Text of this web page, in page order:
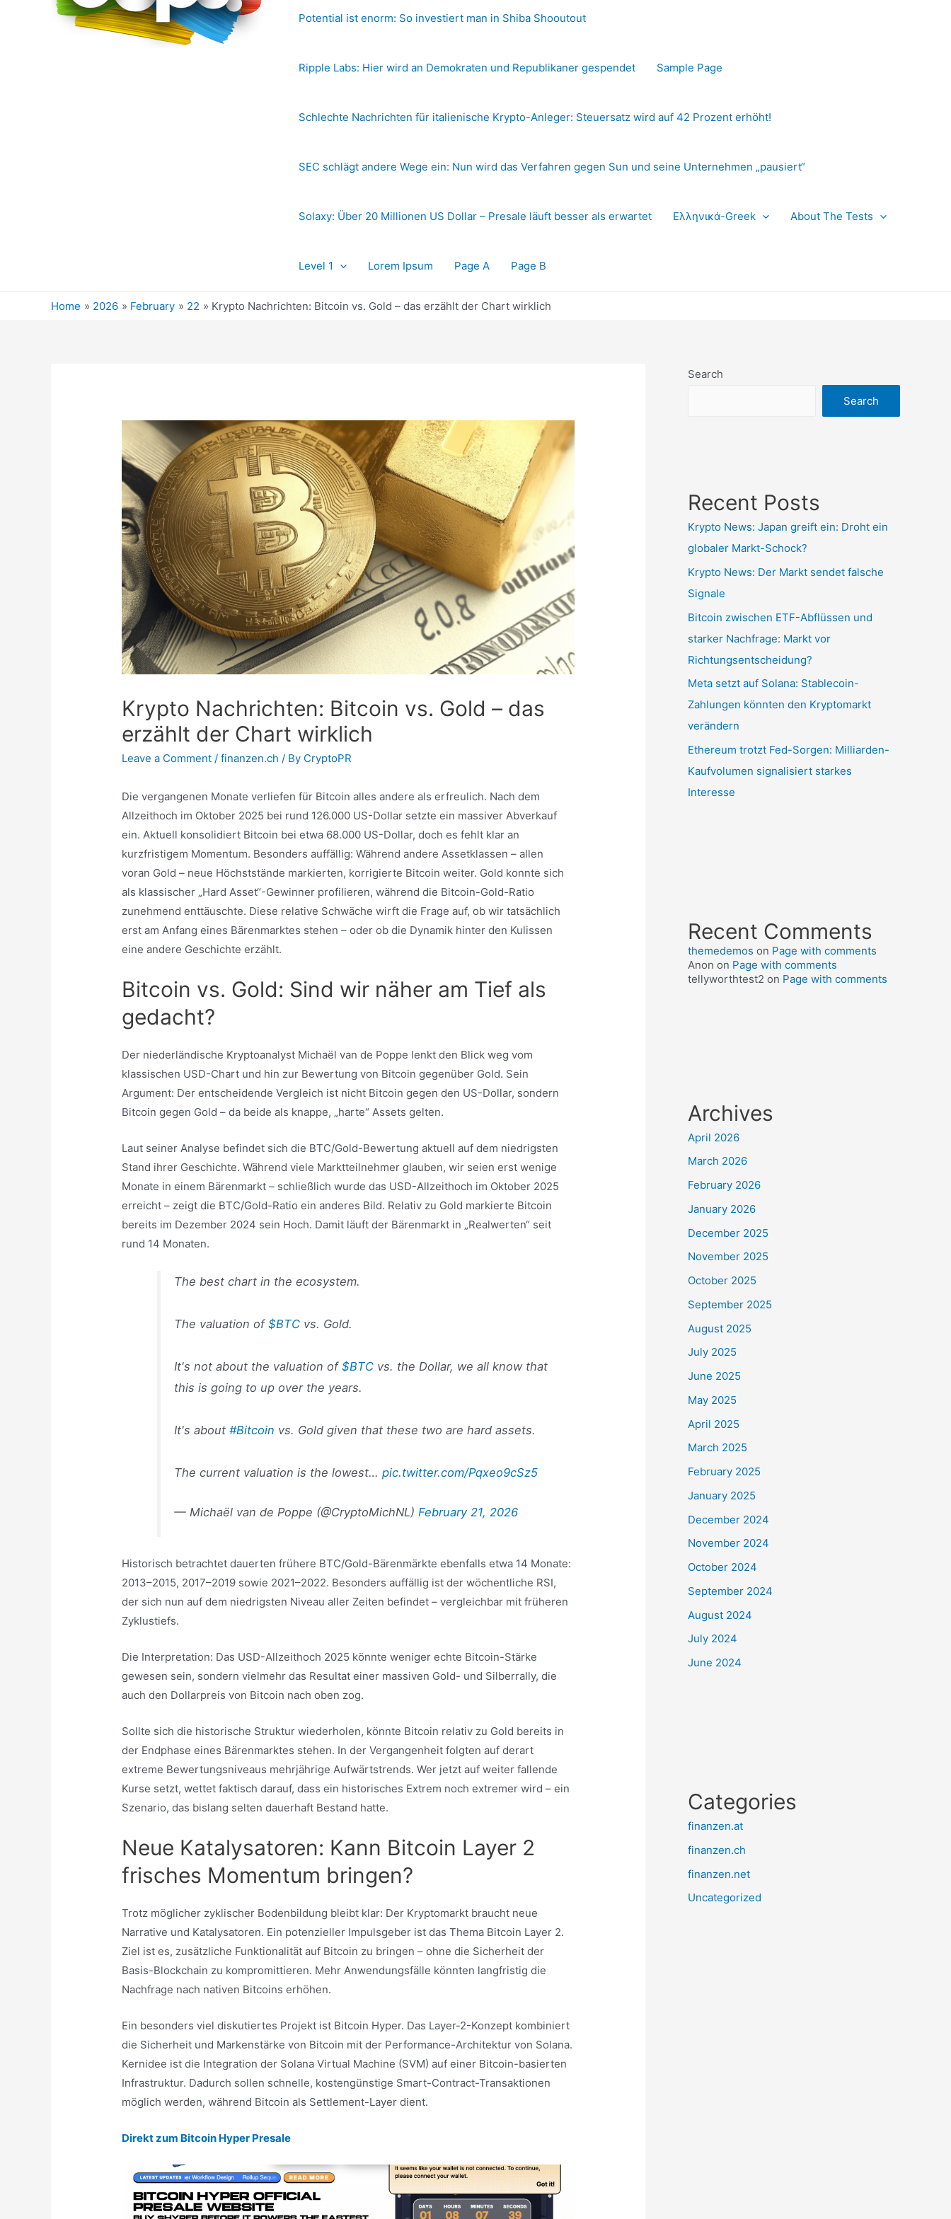
Potential ist enorm: So investiert man in Shiba Shooutout
Ripple Labs: Hier wird an Demokraten und Republikaner gespendet Sample Page
Schlechte Nachrichten für italienische Krypto-Anleger: Steuersatz wird auf 42 Prozent erhöht!
SEC schlägt andere Wege ein: Nun wird das Verfahren gegen Sun und seine Unternehmen „pausiert“
Solaxy: Über 20 Millionen US Dollar – Presale läuft besser als erwartet Ελληνικά-Greek About The Tests
Level 1 Lorem Ipsum Page A Page B
Home 2026 February 22 Krypto Nachrichten: Bitcoin vs. Gold – das erzählt der Chart wirklich
Krypto Nachrichten: Bitcoin vs. Gold – das
erzählt der Chart wirklich
Leave a Comment /finanzen.ch / By CryptoPR
Die vergangenen Monate verliefen für Bitcoin alles andere als erfreulich. Nach dem
Allzeithoch im Oktober 2025 bei rund 126.000 US-Dollar setzte ein massiver Abverkauf
ein. Aktuell konsolidiert Bitcoin bei etwa 68.000 US-Dollar, doch es fehlt klar an
kurzfristigem Momentum. Besonders auffällig: Während andere Assetklassen – allen
voran Gold – neue Höchststände markierten, korrigierte Bitcoin weiter. Gold konnte sich
als klassischer „Hard Asset“-Gewinner profilieren, während die Bitcoin-Gold-Ratio
zunehmend enttäuschte. Diese relative Schwäche wirft die Frage auf, ob wir tatsächlich
erst am Anfang eines Bärenmarktes stehen – oder ob die Dynamik hinter den Kulissen
eine andere Geschichte erzählt.
Bitcoin vs. Gold: Sind wir näher am Tief als
gedacht?
Der niederländische Kryptoanalyst Michaël van de Poppe lenkt den Blick weg vom
klassischen USD-Chart und hin zur Bewertung von Bitcoin gegenüber Gold. Sein
Argument: Der entscheidende Vergleich ist nicht Bitcoin gegen den US-Dollar, sondern
Bitcoin gegen Gold – da beide als knappe, „harte“ Assets gelten.
Laut seiner Analyse befindet sich die BTC/Gold-Bewertung aktuell auf dem niedrigsten
Stand ihrer Geschichte. Während viele Marktteilnehmer glauben, wir seien erst wenige
Monate in einem Bärenmarkt – schließlich wurde das USD-Allzeithoch im Oktober 2025
erreicht – zeigt die BTC/Gold-Ratio ein anderes Bild. Relativ zu Gold markierte Bitcoin
bereits im Dezember 2024 sein Hoch. Damit läuft der Bärenmarkt in „Realwerten“ seit
rund 14 Monaten.
The best chart in the ecosystem.
The valuation of$BTC vs. Gold.
It's not about the valuation of$BTC vs. the Dollar, we all know that
this is going to up over the years.
It's about#Bitcoin vs. Gold given that these two are hard assets.
The current valuation is the lowest…pic.twitter.com/Pqxeo9cSz5
— Michaël van de Poppe (@CryptoMichNL) February 21, 2026
Historisch betrachtet dauerten frühere BTC/Gold-Bärenmärkte ebenfalls etwa 14 Monate:
2013–2015, 2017–2019 sowie 2021–2022. Besonders auffällig ist der wöchentliche RSI,
der sich nun auf dem niedrigsten Niveau aller Zeiten befindet – vergleichbar mit früheren
Zyklustiefs.
Die Interpretation: Das USD-Allzeithoch 2025 könnte weniger echte Bitcoin-Stärke
gewesen sein, sondern vielmehr das Resultat einer massiven Gold- und Silberrally, die
auch den Dollarpreis von Bitcoin nach oben zog.
Sollte sich die historische Struktur wiederholen, könnte Bitcoin relativ zu Gold bereits in
der Endphase eines Bärenmarktes stehen. In der Vergangenheit folgten auf derart
extreme Bewertungsniveaus mehrjährige Aufwärtstrends. Wer jetzt auf weiter fallende
Kurse setzt, wettet faktisch darauf, dass ein historisches Extrem noch extremer wird – ein
Szenario, das bislang selten dauerhaft Bestand hatte.
Neue Katalysatoren: Kann Bitcoin Layer 2
frisches Momentum bringen?
Trotz möglicher zyklischer Bodenbildung bleibt klar: Der Kryptomarkt braucht neue
Narrative und Katalysatoren. Ein potenzieller Impulsgeber ist das Thema Bitcoin Layer 2.
Ziel ist es, zusätzliche Funktionalität auf Bitcoin zu bringen – ohne die Sicherheit der
Basis-Blockchain zu kompromittieren. Mehr Anwendungsfälle könnten langfristig die
Nachfrage nach nativen Bitcoins erhöhen.
Ein besonders viel diskutiertes Projekt ist Bitcoin Hyper. Das Layer-2-Konzept kombiniert
die Sicherheit und Markenstärke von Bitcoin mit der Performance-Architektur von Solana.
Kernidee ist die Integration der Solana Virtual Machine (SVM) auf einer Bitcoin-basierten
Infrastruktur. Dadurch sollen schnelle, kostengünstige Smart-Contract-Transaktionen
möglich werden, während Bitcoin als Settlement-Layer dient.
Direkt zum Bitcoin Hyper Presale
Search
Search
Recent Posts
Krypto News: Japan greift ein: Droht ein
globaler Markt-Schock?
Krypto News: Der Markt sendet falsche
Signale
Bitcoin zwischen ETF-Abflüssen und
starker Nachfrage: Markt vor
Richtungsentscheidung?
Meta setzt auf Solana: Stablecoin-
Zahlungen könnten den Kryptomarkt
verändern
Ethereum trotzt Fed-Sorgen: Milliarden-
Kaufvolumen signalisiert starkes
Interesse
Recent Comments
themedemos on Page with comments
Anon on Page with comments
tellyworthtest2 on Page with comments
Archives
April 2026
March 2026
February 2026
January 2026
December 2025
November 2025
October 2025
September 2025
August 2025
July 2025
June 2025
May 2025
April 2025
March 2025
February 2025
January 2025
December 2024
November 2024
October 2024
September 2024
August 2024
July 2024
June 2024
Categories
finanzen.at
finanzen.ch
finanzen.net
Uncategorized